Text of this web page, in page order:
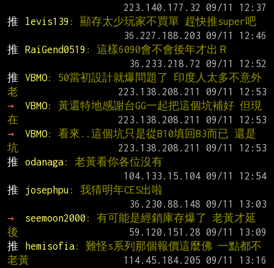
推
levis139 : 顯存太少玩家不買單 趕快推super吧
推
RaiGend0519 : 這樣6090會不會後年才出Ｒ
推
VBMO: 50當初設計就爆問題了 印度人太多不意外
老
→
VBMO: 黃還特地感謝台GG一起把這個坑補好 但現
在
→
VBMO: 看來..這個坑只是從B10填回B3而已 還是
坑
推
odanaga: 老黃看你各位沒有
推
josephpu : 我猜明年CES出啦
→
seemoon2000 : 有可能是經銷庫存爆了 老黃才延
後
推
hemisofia: 難怪s系列那個報價這麼佛 一點都不
老黃